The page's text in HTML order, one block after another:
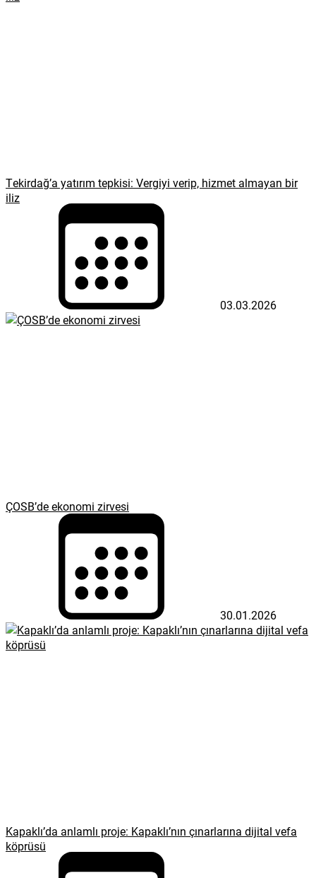
Tekirdağ’a yatırım tepkisi: Vergiyi verip, hizmet almayan bir
iliz
03.03.2026
ÇOSB’de ekonomi zirvesi
30.01.2026
Kapaklı’da anlamlı proje: Kapaklı’nın çınarlarına dijital vefa
köprüsü